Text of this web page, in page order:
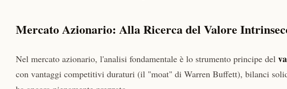
Mercato Azionario: Alla Ricerca del Valore
Nel mercato azionario, l'analisi fondamentale è lo strumento principe del
con vantaggi competitivi duraturi (il "moat" di Warren Buffett), bilanci